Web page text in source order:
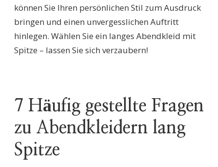
können Sie Ihren persönlichen Stil zum Ausdruck
bringen und einen unvergesslichen Auftritt
hinlegen. Wählen Sie ein langes Abendkleid mit
Spitze – lassen Sie sich verzaubern!
7 Häufig gestellte Fragen
zu Abendkleidern lang
Spitze